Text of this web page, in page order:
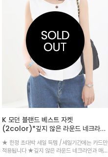
K 모던 블랜드 베스트 자켓
(2color)*깊지 않은 라운드 네크라인
과 매끄러운 버튼 라인이 돋보이는 모던
버튼업 슬리브리스 베스트
★ 한정 초대박 세일 득템 /세일기간에는 카드만
적용됩니다 ★깊지 않은 라운드 네크라인과 매끄